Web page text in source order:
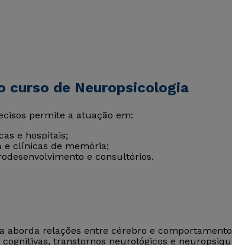
curso de Neuropsicologia
permite a atuação em:
e hospitais;
e clínicas de memória;
e consultórios.
aborda relações entre cérebro e
transtornos neurológicos e